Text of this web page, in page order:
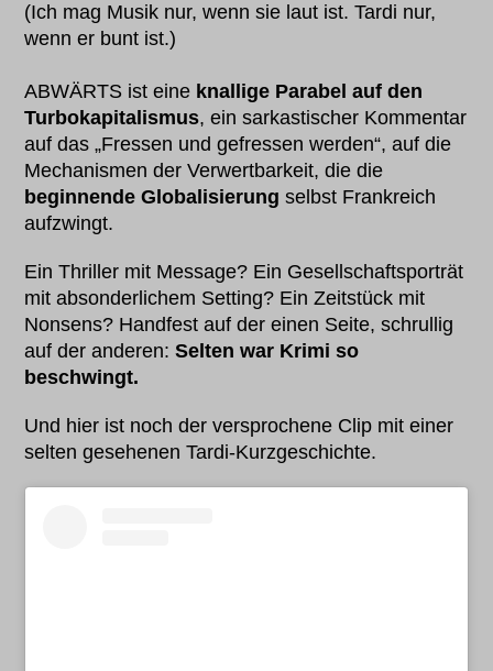
(Ich mag Musik nur, wenn sie laut ist. Tardi nur,
wenn er bunt ist.)
ABWÄRTS ist eine knallige Parabel auf den
Turbokapitalismus, ein sarkastischer Kommentar
auf das „Fressen und gefressen werden“, auf die
Mechanismen der Verwertbarkeit, die die
beginnende Globalisierung selbst Frankreich
aufzwingt.
Ein Thriller mit Message? Ein Gesellschaftsporträt
mit absonderlichem Setting? Ein Zeitstück mit
Nonsens? Handfest auf der einen Seite, schrullig
auf der anderen:Selten war Krimi so
beschwingt.
Und hier ist noch der versprochene Clip mit einer
selten gesehenen Tardi-Kurzgeschichte.